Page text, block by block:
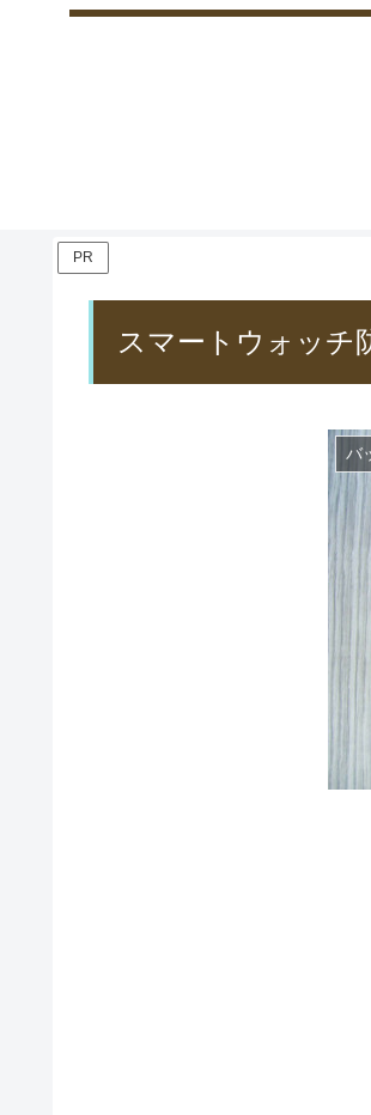
PR
スマートウォッチ
バ